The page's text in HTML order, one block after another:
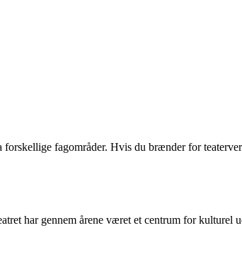
fagområder. Hvis du brænder for
har gennem årene været et centrum for kulturel